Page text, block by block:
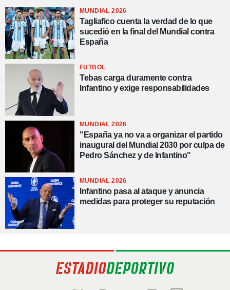
MUNDIAL 2026
Tagliafico cuenta la verdad de lo que
sucedió en la final del Mundial contra
España
FÚTBOL
Tebas carga duramente contra
Infantino y exige responsabilidades
MUNDIAL 2026
"España ya no va a organizar el partido
inaugural del Mundial 2030 por culpa de
Pedro Sánchez y de Infantino"
MUNDIAL 2026
Infantino pasa al ataque y anuncia
medidas para proteger su reputación